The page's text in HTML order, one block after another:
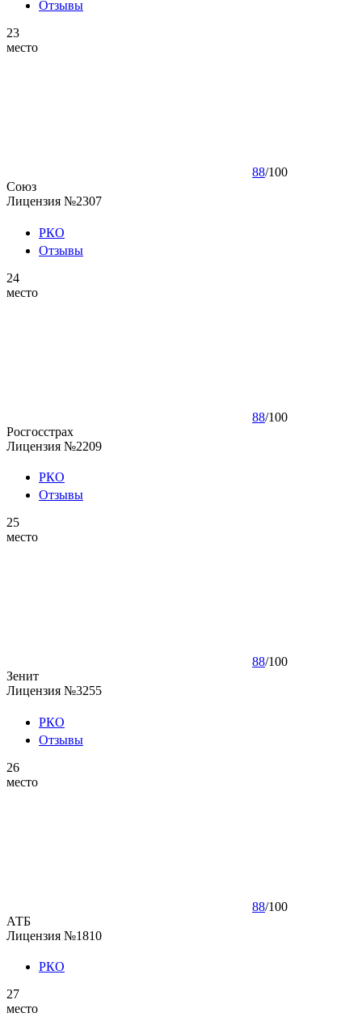
Отзывы
23
место
88/100
Союз
Лицензия №2307
РКО
Отзывы
24
место
88/100
Росгосстрах
Лицензия №2209
РКО
Отзывы
25
место
88/100
Зенит
Лицензия №3255
РКО
Отзывы
26
место
88/100
АТБ
Лицензия №1810
РКО
27
место